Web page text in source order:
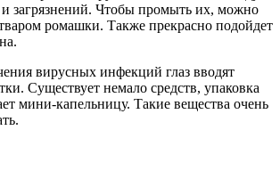
и загрязнений. Чтобы промыть их, можно
ромашки. Также прекрасно подойдет
вирусных инфекций глаз вводят
Существует немало средств, упаковка
мини-капельницу. Такие вещества очень